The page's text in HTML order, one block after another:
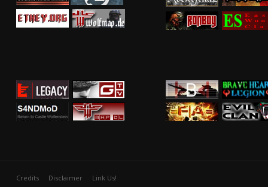
Credits Disclaimer Link Us!